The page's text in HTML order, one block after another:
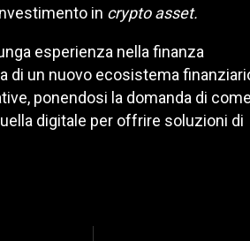
in crypto asset.
esperienza nella finanza
di un nuovo ecosistema
ponendosi la domanda di come
digitale per offrire soluzioni di